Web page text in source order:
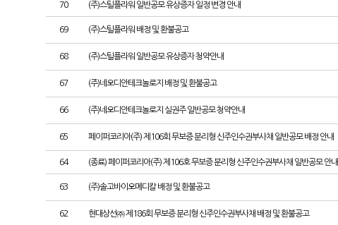
70 (주)스틸플라워 일반공모 유상증자 일정 변경 안내
69 (주)스틸플라워 배정 및 환불공고
68 (주)스틸플라워 일반공모 유상증자 청약안내
67 (주)네오디안테크놀로지 배정 및 환불공고
66 (주)네오디안테크놀로지 실권주 일반공모 청약안내
65 페이퍼코리아(주) 제106회 무보증 분리형 신주인수권부사채 일반공모 배정 안내
64 (종료) 페이퍼코리아(주) 제106호 무보증 분리형 신주인수권부사채 일반공모 안내
63 (주)솔고바이오메디칼 배정 및 환불공고
62 현대상선㈜ 제186회 무보증 분리형 신주인수권부사채 배정 및 환불공고